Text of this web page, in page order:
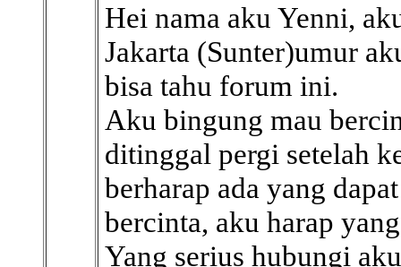
Hei nama aku Yenni,
Jakarta (Sunter)umur
bisa tahu forum ini.
Aku bingung mau
ditinggal pergi setelah
berharap ada yang
bercinta, aku harap
Yang serius hubungi